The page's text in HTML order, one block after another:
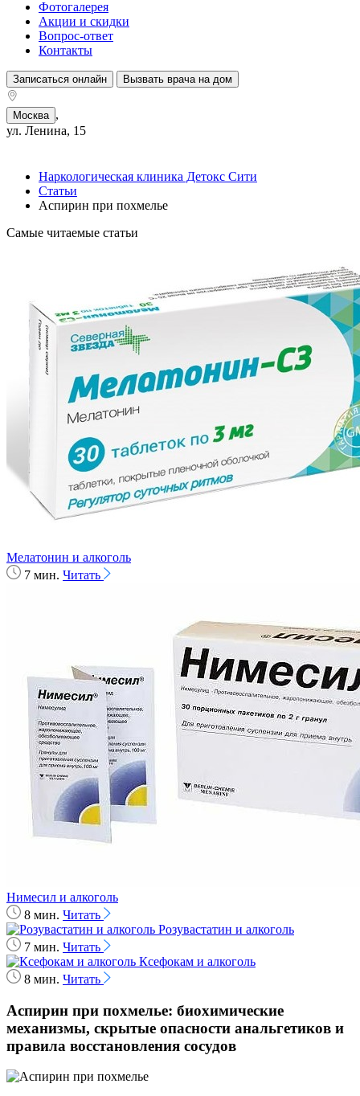
Фотогалерея
Акции и скидки
Вопрос-ответ
Контакты
Записаться онлайн Вызвать врача на дом
Москва ,
ул. Ленина, 15
Наркологическая клиника Детокс Сити
Статьи
Аспирин при похмелье
Самые читаемые статьи
Мелатонин и алкоголь
7 мин. Читать
Нимесил и алкоголь
8 мин. Читать
Розувастатин и алкоголь
7 мин. Читать
Ксефокам и алкоголь
8 мин. Читать
Аспирин при похмелье: биохимические
механизмы, скрытые опасности анальгетиков и
правила восстановления сосудов